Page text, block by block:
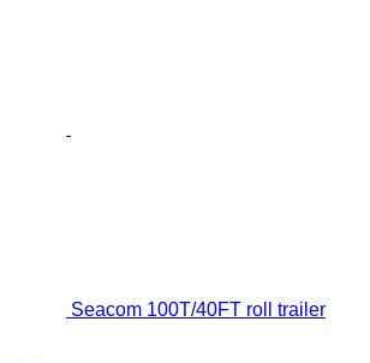
Seacom 100T/40FT roll trailer